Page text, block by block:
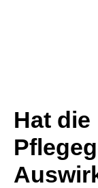
Hat die